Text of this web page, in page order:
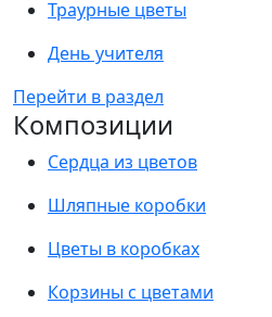
Траурные цветы
День учителя
Перейти в раздел
Композиции
Сердца из цветов
Шляпные коробки
Цветы в коробках
Корзины с цветами